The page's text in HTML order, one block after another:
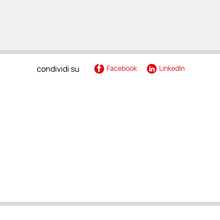
condividi su Facebook LinkedIn